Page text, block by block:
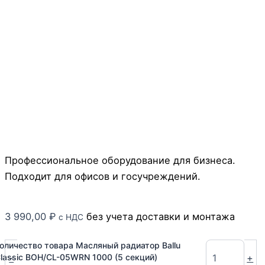
Профессиональное оборудование для бизнеса.
Подходит для офисов и госучреждений.
3 990,00 ₽ с НДС без учета доставки и монтажа
-
товара Масляный радиатор Ballu
BOH/CL-05WRN 1000 (5 секций)
+